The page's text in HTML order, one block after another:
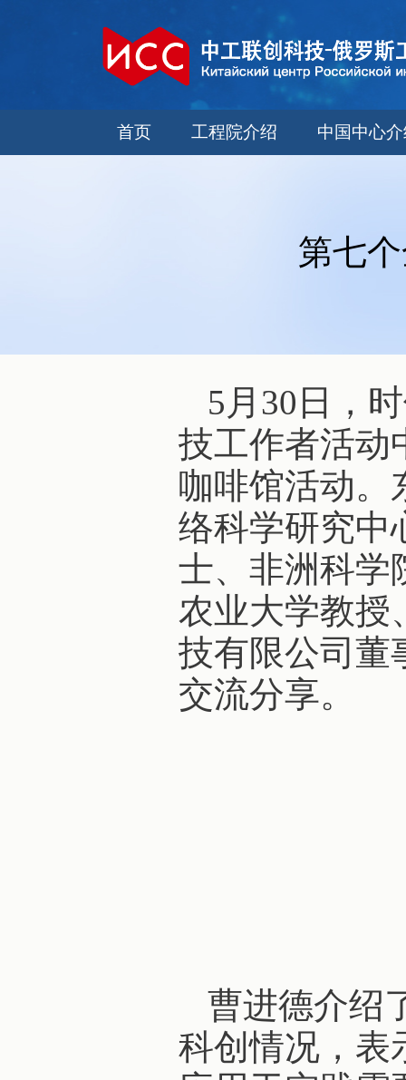
首页 工程院介绍 中国中心
第七
5月30日，
技工作者活动
咖啡馆活动。
络科学研究中
士、非洲科学
农业大学教授
技有限公司董
交流分享。
曹进德介绍
科创情况，表